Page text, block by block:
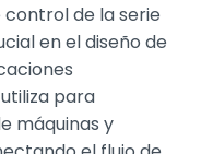
de la serie
en el diseño de
para
máquinas y